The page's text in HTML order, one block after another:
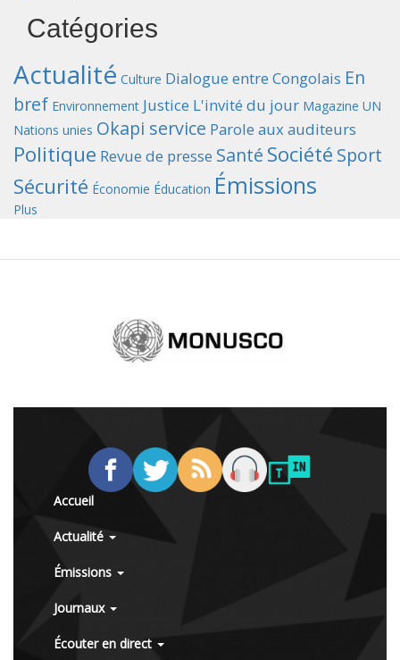
Catégories
Actualité Culture Dialogue entre Congolais En
bref Environnement Justice L'invité du jour Magazine UN
Nations unies Okapi service Parole aux auditeurs
Politique Revue de presse Santé Société Sport
Sécurité Économie Éducation Émissions
Plus
Accueil
Actualité
Émissions
Journaux
Écouter en direct